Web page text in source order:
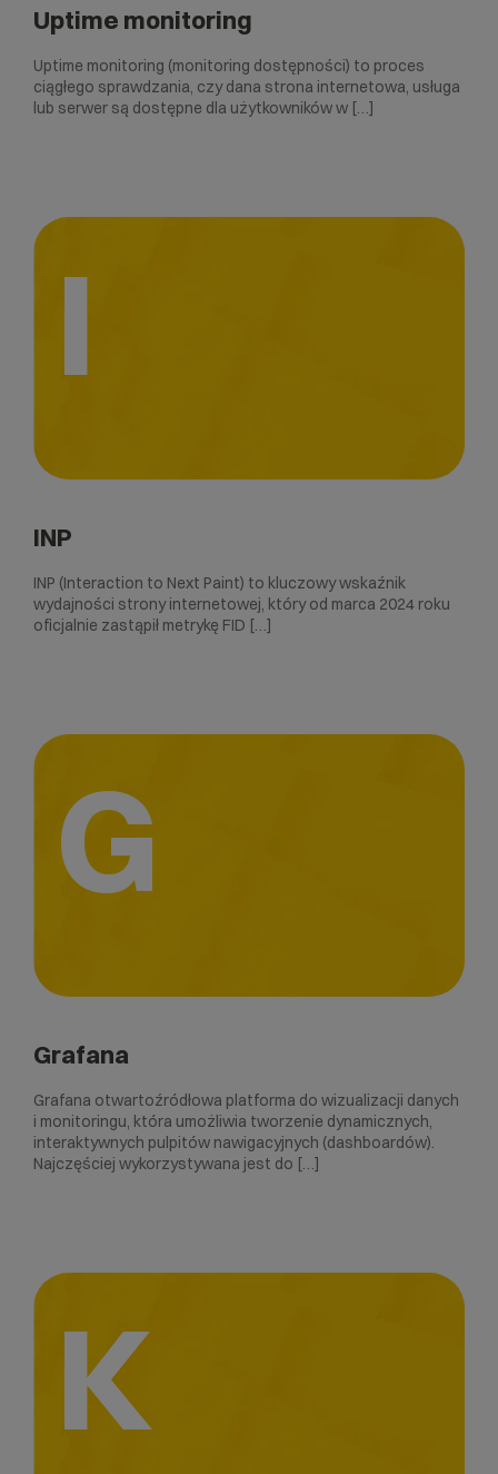
Uptime monitoring
Uptime monitoring (monitoring dostępności) to proces
ciągłego sprawdzania, czy dana strona internetowa, usługa
lub serwer są dostępne dla użytkowników w […]
I
INP
INP (Interaction to Next Paint) to kluczowy wskaźnik
wydajności strony internetowej, który od marca 2024 roku
oficjalnie zastąpił metrykę FID […]
G
Grafana
Grafana otwartoźródłowa platforma do wizualizacji danych
i monitoringu, która umożliwia tworzenie dynamicznych,
interaktywnych pulpitów nawigacyjnych (dashboardów).
Najczęściej wykorzystywana jest do […]
K